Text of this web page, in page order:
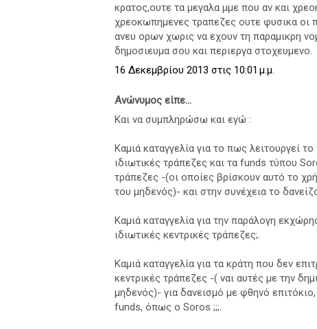
κρατος,ουτε τα μεγαλα μμε που αν και
χρεοκωπημενες τραπεζες ουτε φυσικα οι
ανευ ορων χωρις να εχουν τη παραμικρη
δημοσιευμα σου και περιεργα στοχευμενο.
16 Δεκεμβρίου 2013 στις 10:01 μ.μ.
Ανώνυμος είπε...
Και να συμπληρώσω και εγώ :
Καμιά καταγγελία για το πως λειτουργεί
ιδιωτικές τράπεζες και τα funds τύπου
τράπεζες -(οι οποίες βρίσκουν αυτό το
του μηδενός)- και στην συνέχεια το
Καμιά καταγγελία για την παράλογη
ιδιωτικές κεντρικές τράπεζες;.
Καμιά καταγγελία για τα κράτη που δεν
κεντρικές τράπεζες -( ναι αυτές με την
μηδενός)- για δανεισμό με φθηνό
funds, όπως ο Soros ;;;.